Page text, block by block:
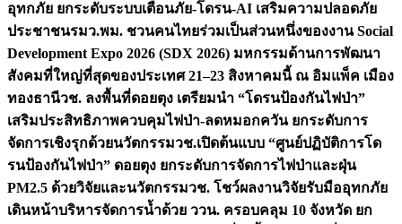
อุทกภัย ยกระดับระบบเตือนภัย-โดรน-AI เสริมความปลอดภัย
ประชาชนรมว.พม. ชวนคนไทยร่วมเป็นส่วนหนึ่งของงาน Social
Development Expo 2026 (SDX 2026) มหกรรมด้านการพัฒนา
สังคมที่ใหญ่ที่สุดของประเทศ 21–23 สิงหาคมนี้ ณ อิมแพ็ค เมือง
ทองธานีวช. ลงพื้นที่ดอยตุง เตรียมนำ “โดรนป้องกันไฟป่า”
เสริมประสิทธิภาพควบคุมไฟป่า-ลดหมอกควัน ยกระดับการ
จัดการเชิงรุกด้วยนวัตกรรมวช.เปิดต้นแบบ “ศูนย์ปฏิบัติการโด
รนป้องกันไฟป่า” ดอยตุง ยกระดับการจัดการไฟป่าและฝุ่น
PM2.5 ด้วยวิจัยและนวัตกรรมวช. โชว์ผลงานวิจัยรับมืออุทกภัย
เดินหน้าบริหารจัดการน้ำด้วย ววน. ครอบคลุม 10 จังหวัด ยก